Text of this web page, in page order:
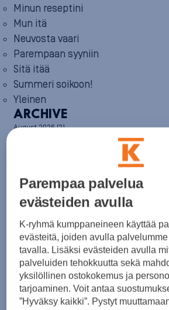
Minun reseptini
Mun itä
Neuvosta vaari
Parempaan syyniin
Sitä itää
Summeri soikoon!
Yleinen
ARCHIVE
August 2026(2)
March 2026(8)
February 2026(5)
January 2026(6)
December 2025(8)
November 2025(7)
October 2025 (8)
September 2025(5)
August 2025(6)
July 2025(7)
June 2025(7)
May 2025(6)
Parempaa palvelua
evästeiden avulla
K-ryhmä kumppaneineen käyttää
evästeitä, joiden avulla
tavalla. Lisäksi evästeiden avulla
palveluiden tehokkuutta sekä
yksilöllinen ostokokemus ja
tarjoaminen. Voit antaa
”Hyväksy kaikki”. Pystyt